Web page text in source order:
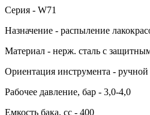
Серия - W71
Назначение - распыление
Материал - нерж. сталь с
Ориентация инструмента - ручной
Рабочее давление, бар - 3,0-4,0
Емкость бака, cc - 400